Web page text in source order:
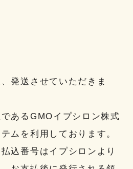
発送させていただきま
あるGMOイプシロン株式
ムを利用しております。
込番号はイプシロンより